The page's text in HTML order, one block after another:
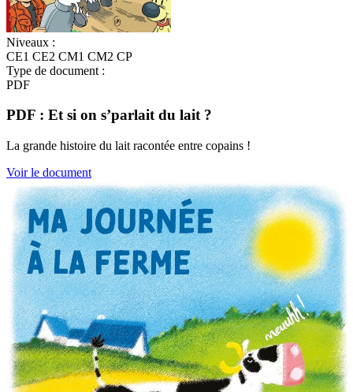
Niveaux :
CE1 CE2 CM1 CM2 CP
Type de document :
PDF
PDF : Et si on s’parlait du lait ?
La grande histoire du lait racontée entre copains !
Voir le document